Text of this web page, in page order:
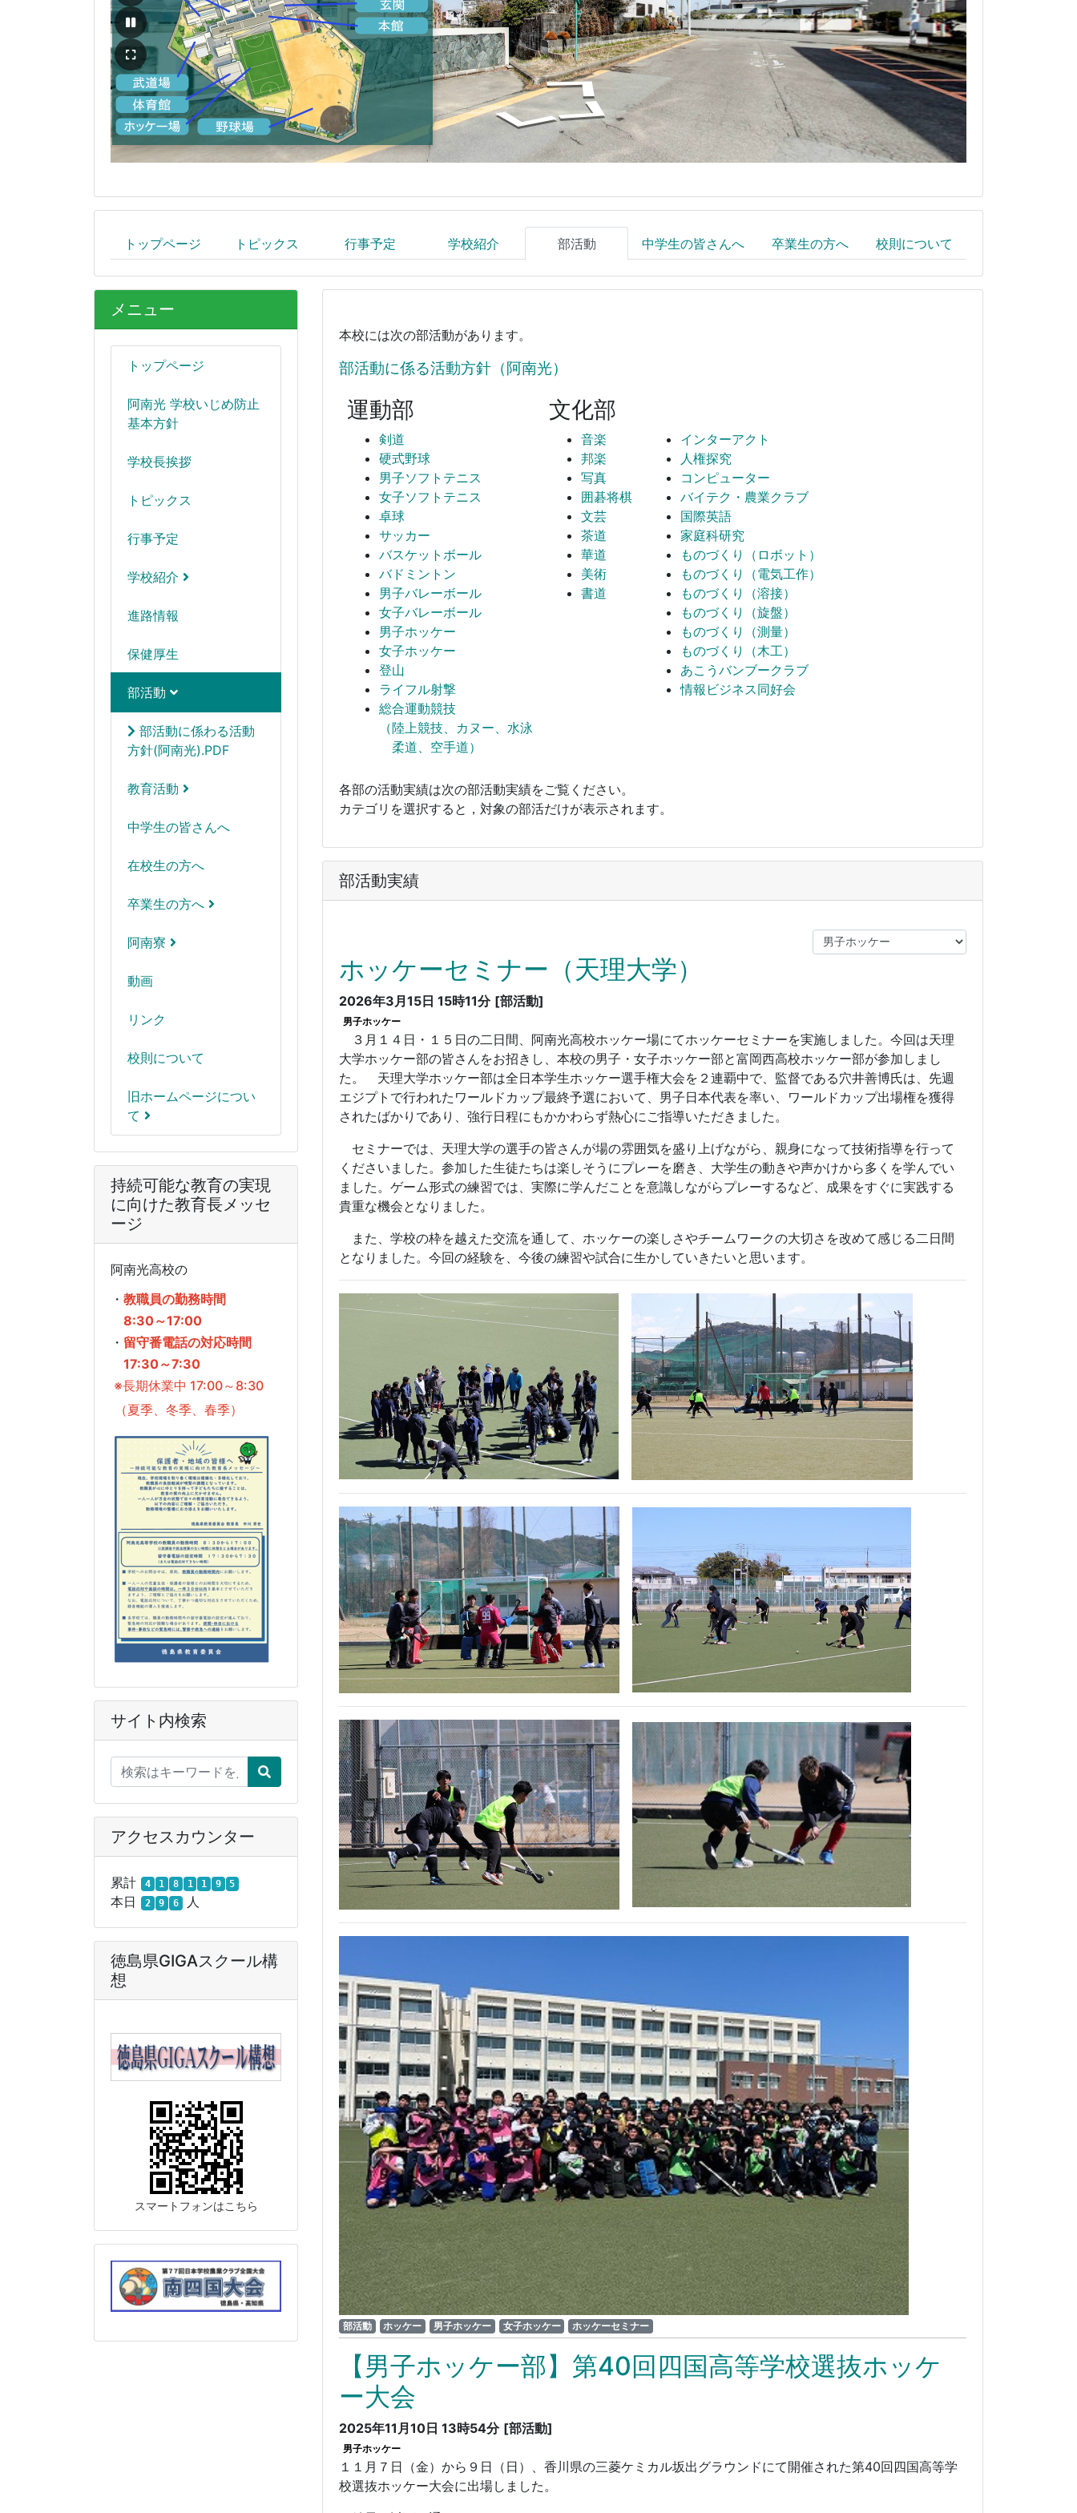
トップページ トピックス 行事予定 学校紹介 部活動 中学生の皆さんへ 卒業生の方へ 校則について
メニュー
トップページ
阿南光 学校いじめ防止
基本方針
学校長挨拶
トピックス
行事予定
学校紹介
進路情報
保健厚生
部活動
部活動に係わる活動
方針(阿南光).PDF
教育活動
中学生の皆さんへ
在校生の方へ
卒業生の方へ
阿南寮
動画
リンク
校則について
旧ホームページについ
て
持続可能な教育の実現
に向けた教育長メッセ
ージ
阿南光高校の
・ 教職員の勤務時間
8:30～17:00
・ 留守番電話の対応時間
17:30～7:30
※長期休業中 17:00～8:30
（夏季、冬季、春季）
サイト内検索
アクセスカウンター
累計 4 1 8 1 1 9 5
本日 2 9 6 人
徳島県GIGAスクール構
想
スマートフォンはこちら
本校には次の部活動があります。
部活動に係る活動方針（阿南光）
運動部
剣道
硬式野球
男子ソフトテニス
女子ソフトテニス
卓球
サッカー
バスケットボール
バドミントン
男子バレーボール
女子バレーボール
男子ホッケー
女子ホッケー
登山
ライフル射撃
総合運動競技
（陸上競技、カヌー、水泳
柔道、空手道）
文化部
音楽
邦楽
写真
囲碁将棋
文芸
茶道
華道
美術
書道
インターアクト
人権探究
コンピューター
バイテク・農業クラブ
国際英語
家庭科研究
ものづくり（ロボット）
ものづくり（電気工作）
ものづくり（溶接）
ものづくり（旋盤）
ものづくり（測量）
ものづくり（木工）
あこうバンブークラブ
情報ビジネス同好会
各部の活動実績は次の部活動実績をご覧ください。
カテゴリを選択すると，対象の部活だけが表示されます。
部活動実績
ホッケーセミナー（天理大学）
2026年3月15日 15時11分 [部活動]
男子ホッケー
３月１４日・１５日の二日間、阿南光高校ホッケー場にてホッケーセミナーを実施しました。今回は天理
大学ホッケー部の皆さんをお招きし、本校の男子・女子ホッケー部と富岡西高校ホッケー部が参加しまし
た。 天理大学ホッケー部は全日本学生ホッケー選手権大会を２連覇中で、監督である穴井善博氏は、先週
エジプトで行われたワールドカップ最終予選において、男子日本代表を率い、ワールドカップ出場権を獲得
されたばかりであり、強行日程にもかかわらず熱心にご指導いただきました。
セミナーでは、天理大学の選手の皆さんが場の雰囲気を盛り上げながら、親身になって技術指導を行って
くださいました。参加した生徒たちは楽しそうにプレーを磨き、大学生の動きや声かけから多くを学んでい
ました。ゲーム形式の練習では、実際に学んだことを意識しながらプレーするなど、成果をすぐに実践する
貴重な機会となりました。
また、学校の枠を越えた交流を通して、ホッケーの楽しさやチームワークの大切さを改めて感じる二日間
となりました。今回の経験を、今後の練習や試合に生かしていきたいと思います。
部活動 ホッケー 男子ホッケー 女子ホッケー ホッケーセミナー
【男子ホッケー部】第40回四国高等学校選抜ホッケ
ー大会
2025年11月10日 13時54分 [部活動]
男子ホッケー
１１月７日（金）から９日（日）、香川県の三菱ケミカル坂出グラウンドにて開催された第40回四国高等学
校選抜ホッケー大会に出場しました。